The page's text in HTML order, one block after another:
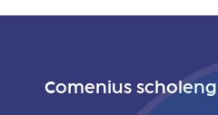
Comenius